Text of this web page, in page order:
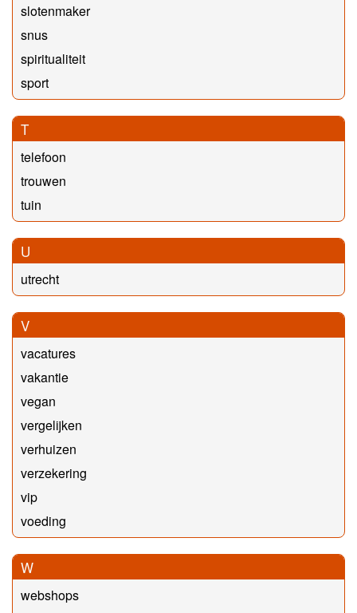
slotenmaker
snus
spiritualiteit
sport
T
telefoon
trouwen
tuin
U
utrecht
V
vacatures
vakantie
vegan
vergelijken
verhuizen
verzekering
vip
voeding
W
webshops